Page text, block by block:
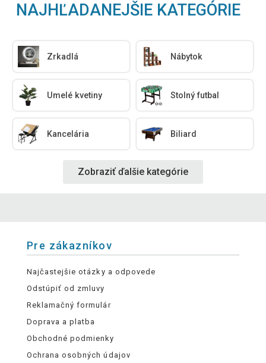
NAJHĽADANEJŠIE KATEGÓRIE
Zrkadlá Nábytok
Umelé kvetiny Stolný futbal
Kancelária Biliard
Zobraziť ďalšie kategórie
Pre zákazníkov
Najčastejšie otázky a odpovede
Odstúpiť od zmluvy
Reklamačný formulár
Doprava a platba
Obchodné podmienky
Ochrana osobných údajov